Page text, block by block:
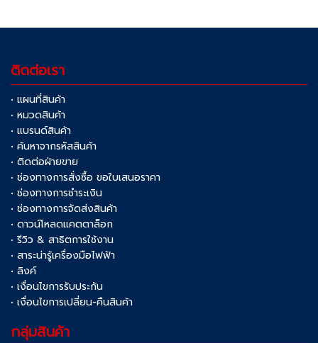
ติดต่อเรา
• แผนที่สินค้า
• หมวดสินค้า
• แบรนด์สินค้า
• ค้นหาจากรหัสสินค้า
• ติดต่อฝ่ายขาย
• ช่องทางการสั่งซื้อ ขอใบเสนอราคา
• ช่องทางการชำระเงิน
• ช่องทางการจัดส่งสินค้า
• ดาวน์โหลดแคตตาล็อก
• รีวิว & สาธิตการใช้งาน
• สาระน่ารู้เครื่องมือไฟฟ้า
• ลิงค์
• เงื่อนไขการรับประกัน
• เงื่อนไขการเปลี่ยน-คืนสินค้า
กลุ่มสินค้า